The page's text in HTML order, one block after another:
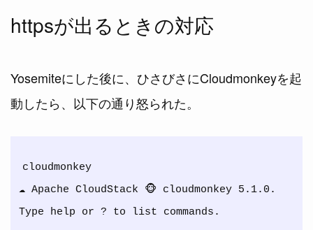
httpsが出るときの対応
Yosemiteにした後に、ひさびさにCloudmonkeyを起
動したら、以下の通り怒られた。
cloudmonkey
☁ Apache CloudStack 🐵 cloudmonkey 5.1.0.
Type help or ? to list commands.